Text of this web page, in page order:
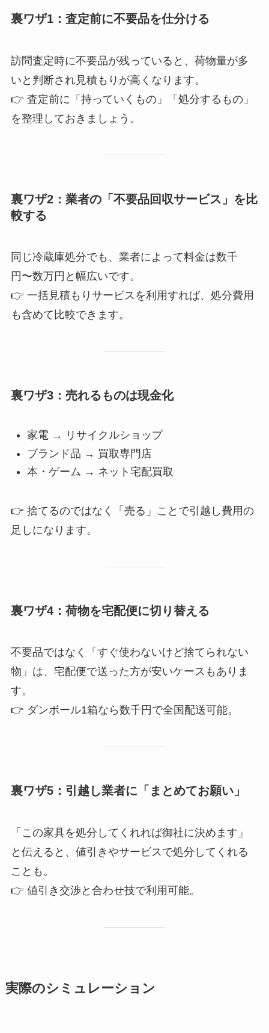
裏ワザ1：査定前に不要品を仕分ける
訪問査定時に不要品が残っていると、荷物量が多
いと判断され見積もりが高くなります。
👉 査定前に「持っていくもの」「処分するもの」
を整理しておきましょう。
裏ワザ2：業者の「不要品回収サービス」を比
較する
同じ冷蔵庫処分でも、業者によって料金は数千
円〜数万円と幅広いです。
👉 一括見積もりサービスを利用すれば、処分費用
も含めて比較できます。
裏ワザ3：売れるものは現金化
家電 → リサイクルショップ
ブランド品 → 買取専門店
本・ゲーム → ネット宅配買取
👉 捨てるのではなく「売る」ことで引越し費用の
足しになります。
裏ワザ4：荷物を宅配便に切り替える
不要品ではなく「すぐ使わないけど捨てられない
物」は、宅配便で送った方が安いケースもありま
す。
👉 ダンボール1箱なら数千円で全国配送可能。
裏ワザ5：引越し業者に「まとめてお願い」
「この家具を処分してくれれば御社に決めます」
と伝えると、値引きやサービスで処分してくれる
ことも。
👉 値引き交渉と合わせ技で利用可能。
実際のシミュレーション